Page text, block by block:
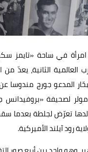
أخبار العالم
في ساحة «تايمز
العالمية الثانية، يعدّ
لصحيفة «بروفيدانس
تعرّض لجلطة
رود آيلند الأميركية.